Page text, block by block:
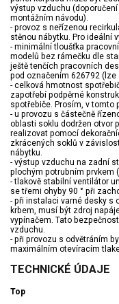
výstup vzduchu
montážním návodu).
- provoz s neřízenou
stěnou nábytku. Pro ideální
- minimální tloušťka
modelů bez rámečku dle
ještě tenčích pracovních
pod označením 626792 (lze
- celková hmotnost
zapotřebí podpěrné
spotřebiče. Prosím, v tomto
- u provozu s částečně
oblasti soklu dodržen otvor
realizovat pomocí
zkrácených soklů v
nábytku.
- výstup vzduchu na zadní
plochým potrubním prvkem
- tlakově stabilní ventilátor
se třemi ohyby 90 ° při
- při instalaci varné desky s
krbem, musí být zdroj
vypínačem. Tato
vzduchu.
- při provozu s odvětráním
maximálním otevíracím
TECHNICKÉ ÚDAJE
Top